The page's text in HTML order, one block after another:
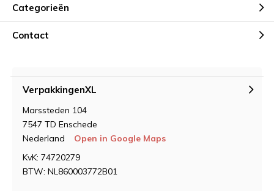
Categorieën
Contact
VerpakkingenXL
Marssteden 104
7547 TD Enschede
Nederland
Open in Google Maps
KvK: 74720279
BTW: NL860003772B01